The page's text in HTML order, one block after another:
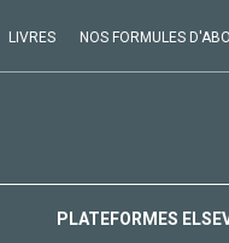
LIVRES NOS FORMULES
PLATEFORMES